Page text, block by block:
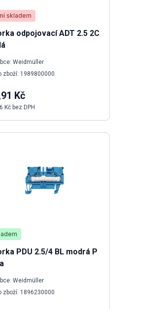
skladem
odpojovací ADT 2.5 2C
Weidmüller
zboží: 1989800000
Kč
Kč bez DPH
PDU 2.5/4 BL modrá P
Weidmüller
zboží: 1896230000